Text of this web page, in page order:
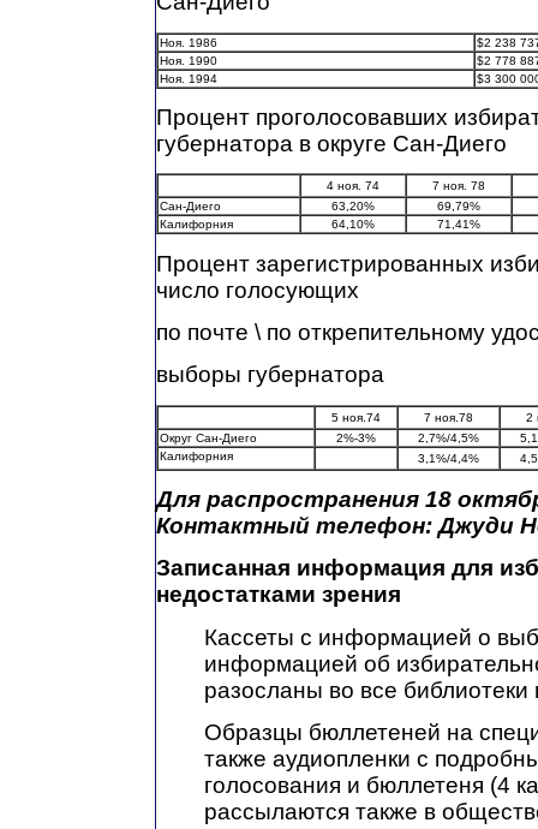
Ноя. 1986
$2 238
Ноя. 1990
$2 778
Ноя. 1994
$3 300
Процент проголосовавших
губернатора в округе Сан-Диего
4 ноя. 74
7 ноя. 78
Сан-Диего
63,20%
69,79%
Калифорния
64,10% 71,41%
Процент зарегистрированных
число голосующих
по почте \ по открепительному
выборы губернатора
5 ноя.74 7 ноя.78
2
Округ Сан-Диего
2%-3% 2,7%/4,5%
Калифорния
3,1%/4,4%
Для распространения 18
Контактный телефон: Джуди
Записанная информация для
недостатками зрения
Кассеты с информацией о
информацией об
разосланы во все библиотеки
Образцы бюллетеней на
также аудиопленки с
голосования и бюллетеня (4
рассылаются также в